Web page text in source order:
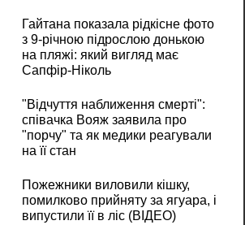
Гайтана показала рідкісне фото
з 9-річною підрослою донькою
на пляжі: який вигляд має
Сапфір-Ніколь
"Відчуття наближення смерті":
співачка Вояж заявила про
"порчу" та як медики реагували
на її стан
Пожежники виловили кішку,
помилково прийняту за ягуара, і
випустили її в ліс (ВІДЕО)